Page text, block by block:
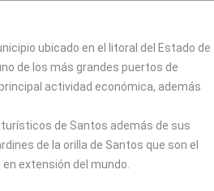
ubicado en el litoral del Estado de
de los más grandes puertos de
actividad económica, además
de Santos además de sus
de la orilla de Santos que son el
extensión del mundo.